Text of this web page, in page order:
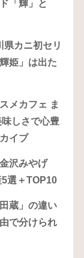
「輝」と
県カニ初セリ
姫」は出た
メカフェ ま
しさで心豊
イブ
沢みやげ
選＋TOP10
蔵」の違い
で分けられ